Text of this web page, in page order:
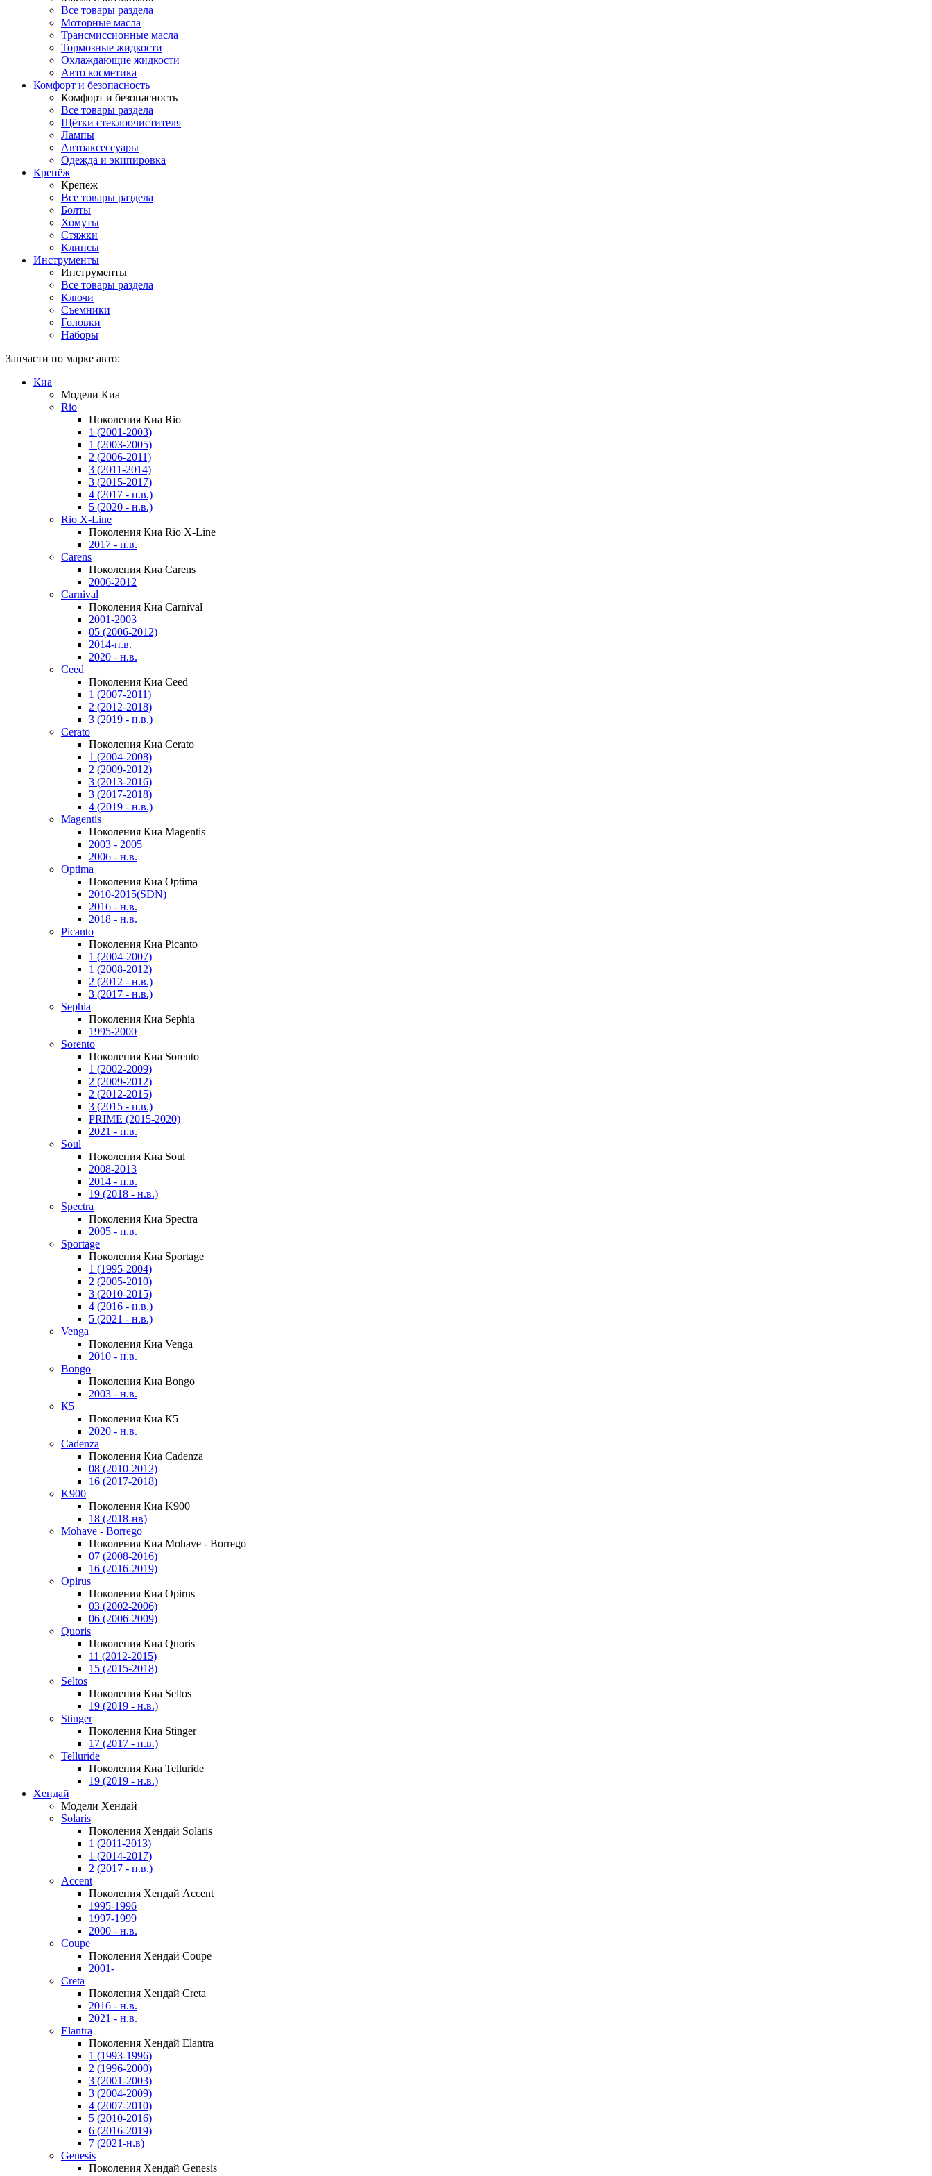
Все товары раздела
Моторные масла
Трансмиссионные масла
Тормозные жидкости
Охлаждающие жидкости
Авто косметика
Комфорт и безопасность
Комфорт и безопасность
Все товары раздела
Щётки стеклоочистителя
Лампы
Автоаксессуары
Одежда и экипировка
Крепёж
Крепёж
Все товары раздела
Болты
Хомуты
Стяжки
Клипсы
Инструменты
Инструменты
Все товары раздела
Ключи
Съемники
Головки
Наборы
Запчасти по марке авто:
Киа
Модели Киа
Rio
Поколения Киа Rio
1 (2001-2003)
1 (2003-2005)
2 (2006-2011)
3 (2011-2014)
3 (2015-2017)
4 (2017 - н.в.)
5 (2020 - н.в.)
Rio X-Line
Поколения Киа Rio X-Line
2017 - н.в.
Carens
Поколения Киа Carens
2006-2012
Carnival
Поколения Киа Carnival
2001-2003
05 (2006-2012)
2014-н.в.
2020 - н.в.
Ceed
Поколения Киа Ceed
1 (2007-2011)
2 (2012-2018)
3 (2019 - н.в.)
Cerato
Поколения Киа Cerato
1 (2004-2008)
2 (2009-2012)
3 (2013-2016)
3 (2017-2018)
4 (2019 - н.в.)
Magentis
Поколения Киа Magentis
2003 - 2005
2006 - н.в.
Optima
Поколения Киа Optima
2010-2015(SDN)
2016 - н.в.
2018 - н.в.
Picanto
Поколения Киа Picanto
1 (2004-2007)
1 (2008-2012)
2 (2012 - н.в.)
3 (2017 - н.в.)
Sephia
Поколения Киа Sephia
1995-2000
Sorento
Поколения Киа Sorento
1 (2002-2009)
2 (2009-2012)
2 (2012-2015)
3 (2015 - н.в.)
PRIME (2015-2020)
2021 - н.в.
Soul
Поколения Киа Soul
2008-2013
2014 - н.в.
19 (2018 - н.в.)
Spectra
Поколения Киа Spectra
2005 - н.в.
Sportage
Поколения Киа Sportage
1 (1995-2004)
2 (2005-2010)
3 (2010-2015)
4 (2016 - н.в.)
5 (2021 - н.в.)
Venga
Поколения Киа Venga
2010 - н.в.
Bongo
Поколения Киа Bongo
2003 - н.в.
К5
Поколения Киа К5
2020 - н.в.
Cadenza
Поколения Киа Cadenza
08 (2010-2012)
16 (2017-2018)
K900
Поколения Киа K900
18 (2018-нв)
Mohave - Borrego
Поколения Киа Mohave - Borrego
07 (2008-2016)
16 (2016-2019)
Opirus
Поколения Киа Opirus
03 (2002-2006)
06 (2006-2009)
Quoris
Поколения Киа Quoris
11 (2012-2015)
15 (2015-2018)
Seltos
Поколения Киа Seltos
19 (2019 - н.в.)
Stinger
Поколения Киа Stinger
17 (2017 - н.в.)
Telluride
Поколения Киа Telluride
19 (2019 - н.в.)
Хендай
Модели Хендай
Solaris
Поколения Хендай Solaris
1 (2011-2013)
1 (2014-2017)
2 (2017 - н.в.)
Accent
Поколения Хендай Accent
1995-1996
1997-1999
2000 - н.в.
Coupe
Поколения Хендай Coupe
2001-
Creta
Поколения Хендай Creta
2016 - н.в.
2021 - н.в.
Elantra
Поколения Хендай Elantra
1 (1993-1996)
2 (1996-2000)
3 (2001-2003)
3 (2004-2009)
4 (2007-2010)
5 (2010-2016)
6 (2016-2019)
7 (2021-н.в)
Genesis
Поколения Хендай Genesis